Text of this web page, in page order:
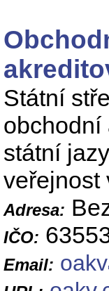
Státní
obchodní
státní
veřejnost
Adresa:
IČO:
Email: oakv